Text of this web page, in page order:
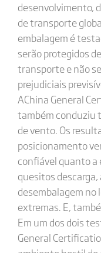
desenvolvimento,
de transporte
embalagem é
serão protegidos
transporte e não
prejudiciais
AChina General
também conduziu
de vento. Os
posicionamento
confiável quanto a
quesitos
desembalagem no
extremas. E,
Em um dos dois
General